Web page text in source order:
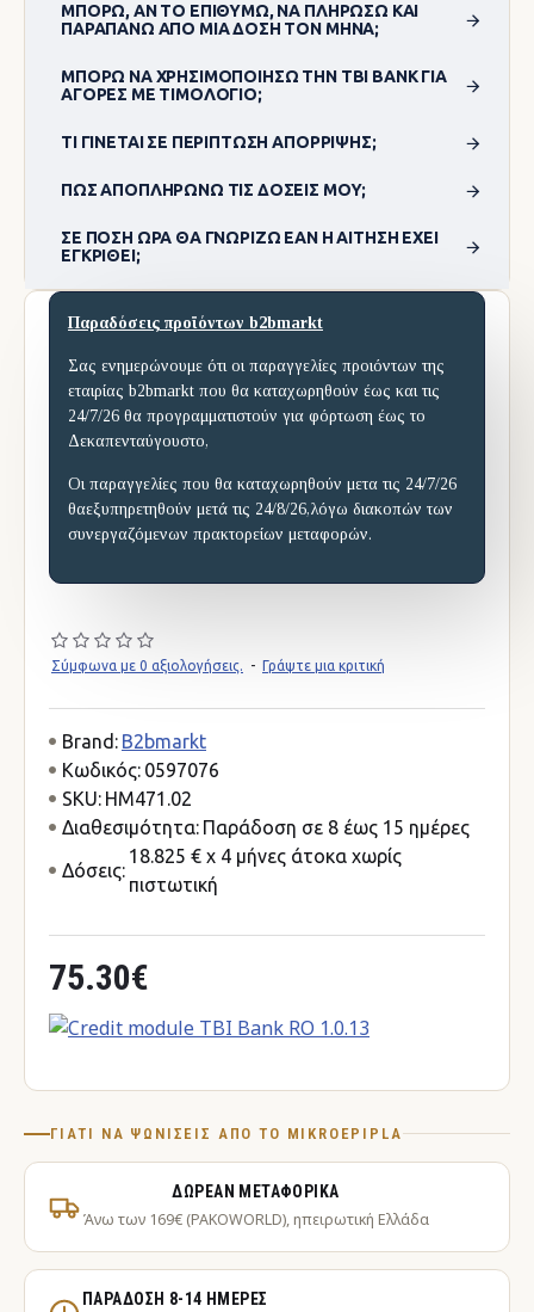
ΜΠΟΡΏ, ΑΝ ΤΟ ΕΠΙΘΥΜΏ, ΝΑ ΠΛΗΡΏΣΩ ΚΑΙ
ΠΑΡΑΠΆΝΩ ΑΠΌ ΜΊΑ ΔΌΣΗ ΤΟΝ ΜΉΝΑ;
ΜΠΟΡΏ ΝΑ ΧΡΗΣΙΜΟΠΟΊΗΣΩ ΤΗΝ TBI BANK ΓΙΑ
ΑΓΟΡΈΣ ΜΕ ΤΙΜΟΛΌΓΙΟ;
ΤΙ ΓΊΝΕΤΑΙ ΣΕ ΠΕΡΊΠΤΩΣΗ ΑΠΌΡΡΙΨΗΣ;
ΠΏΣ ΑΠΟΠΛΗΡΏΝΩ ΤΙΣ ΔΌΣΕΙΣ ΜΟΥ;
ΣΕ ΠΌΣΗ ΏΡΑ ΘΑ ΓΝΩΡΊΖΩ ΕΆΝ Η ΑΊΤΗΣΗ ΈΧΕΙ
ΕΓΚΡΙΘΕΊ;
Παραδόσεις προϊόντων b2bmarkt
Σας ενημερώνουμε ότι οι παραγγελίες προιόντων της
εταιρίας b2bmarkt που θα καταχωρηθούν έως και τις
24/7/26 θα προγραμματιστούν για φόρτωση έως το
Δεκαπενταύγουστο,
Οι παραγγελίες που θα καταχωρηθούν μετα τις 24/7/26
θαεξυπηρετηθούν μετά τις 24/8/26,λόγω διακοπών των
συνεργαζόμενων πρακτορείων μεταφορών.
Σύμφωνα με 0 αξιολογήσεις. - Γράψτε μια κριτική
75.30€
Brand: B2bmarkt
Κωδικός: 0597076
SKU: HM471.02
Διαθεσιμότητα: Παράδοση σε 8 έως 15 ημέρες
Δόσεις:
18.825 € x 4 μήνες άτοκα χωρίς
πιστωτική
ΓΙΑΤΊ ΝΑ ΨΩΝΊΣΕΙΣ ΑΠΌ ΤΟ MIKROEPIPLA
ΔΩΡΕΆΝ ΜΕΤΑΦΟΡΙΚΆ
Άνω των 169€ (PAKOWORLD), ηπειρωτική Ελλάδα
ΠΑΡΆΔΟΣΗ 8-14 ΗΜΈΡΕΣ